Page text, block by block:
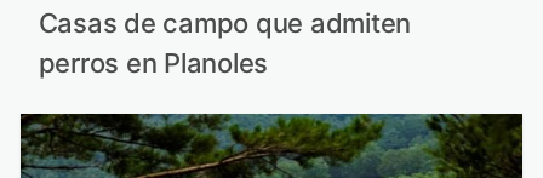
Casas de campo que admiten
perros en Planoles